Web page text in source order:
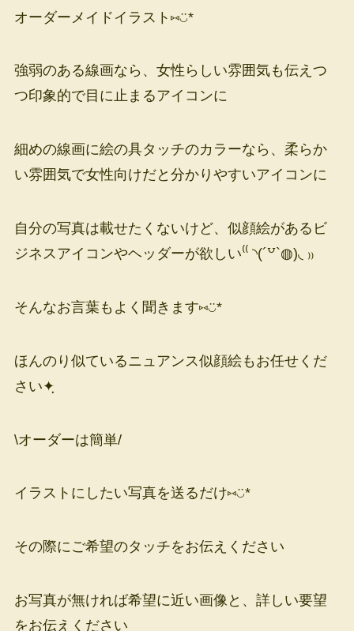
オーダーメイドイラスト⑅◡̈*
強弱のある線画なら、女性らしい雰囲気も伝えつ
つ印象的で目に止まるアイコンに
細めの線画に絵の具タッチのカラーなら、柔らか
い雰囲気で女性向けだと分かりやすいアイコンに
自分の写真は載せたくないけど、似顔絵があるビ
ジネスアイコンやヘッダーが欲しい⁽⁽ ◝(´꒵`◍)◟ ₎₎
そんなお言葉もよく聞きます⑅◡̈*
ほんのり似ているニュアンス似顔絵もお任せくだ
さい✦ฺ
\オーダーは簡単/
イラストにしたい写真を送るだけ⑅◡̈*
その際にご希望のタッチをお伝えください
お写真が無ければ希望に近い画像と、詳しい要望
をお伝えください